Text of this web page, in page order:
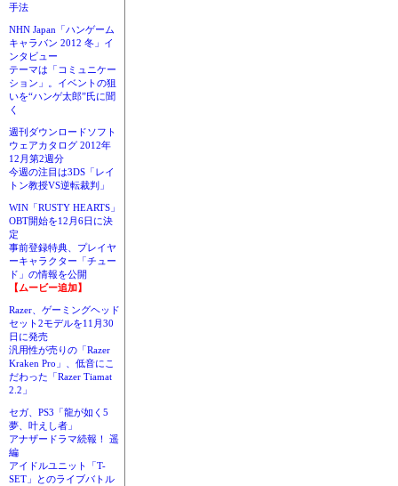
手法
NHN Japan「ハンゲーム
キャラバン 2012 冬」イ
ンタビュー
テーマは「コミュニケー
ション」。イベントの狙
いを“ハンゲ太郎”氏に聞
く
週刊ダウンロードソフト
ウェアカタログ 2012年
12月第2週分
今週の注目は3DS「レイ
トン教授VS逆転裁判」
WIN「RUSTY HEARTS」
OBT開始を12月6日に決
定
事前登録特典、プレイヤ
ーキャラクター「チュー
ド」の情報を公開
【ムービー追加】
Razer、ゲーミングヘッド
セット2モデルを11月30
日に発売
汎用性が売りの「Razer
Kraken Pro」、低音にこ
だわった「Razer Tiamat
2.2」
セガ、PS3「龍が如く5
夢、叶えし者」
アナザードラマ続報！ 遥
編
アイドルユニット「T-
SET」とのライブバトル